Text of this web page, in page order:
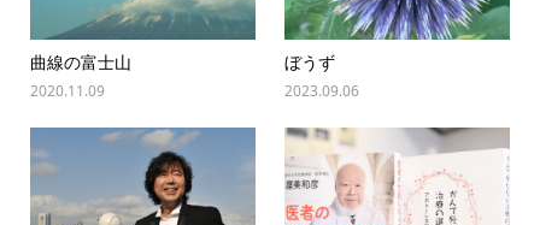
曲線の富士山
2020.11.09
ぼうず
2023.09.06